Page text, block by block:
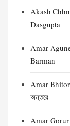
Akash
Dasgupta
Amar
Barman
Amar Bhitor
অন্তরে
Amar